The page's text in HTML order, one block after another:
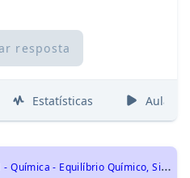
resposta
Estatísticas Aulas
U
NEMAT 2011 - Química - Equilíbrio Químico, Sistemas Homogêneos: Solubilidade dos Sais, Hidrólise dos Sais e Curvas de Titulação.